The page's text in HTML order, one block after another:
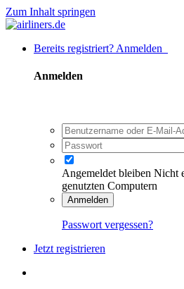
Zum Inhalt springen
Bereits registriert? Anmelden
Anmelden
Angemeldet bleiben Nicht
genutzten Computern
Anmelden
Passwort vergessen?
Jetzt registrieren